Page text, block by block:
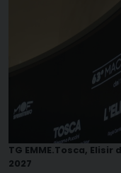
TG EMME.Tosca,
2027